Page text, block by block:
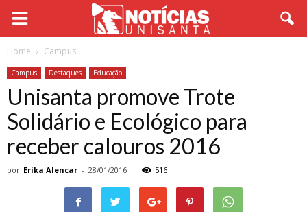
Home Campus
Campus Destaques Educação
Unisanta promove Trote
Solidário e Ecológico para
receber calouros 2016
por Erika Alencar - 28/01/2016 516